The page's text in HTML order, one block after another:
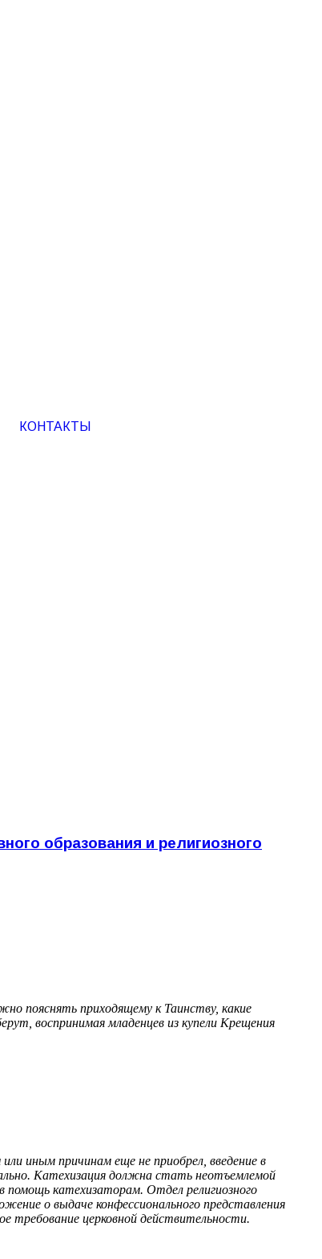
КОНТАКТЫ
образования и религиозного
пояснять приходящему к Таинству, какие
воспринимая младенцев из купели Крещения
иным причинам еще не приобрел, введение в
Катехизация должна стать неотъемлемой
катехизаторам. Отдел религиозного
о выдаче конфессионального представления
церковной действительности.